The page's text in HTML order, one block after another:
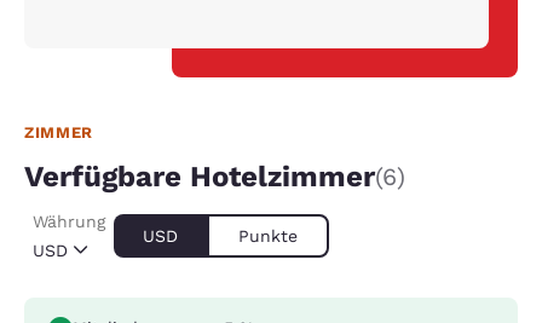
ZIMMER
Verfügbare Hotelzimmer(6)
USD
Währung
USD Punkte